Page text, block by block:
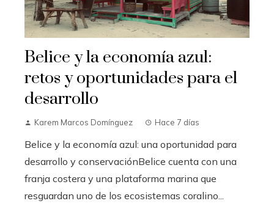
Belice y la economía azul:
retos y oportunidades para el
desarrollo
Karem Marcos Domínguez Hace 7 días
Belice y la economía azul: una oportunidad para
desarrollo y conservaciónBelice cuenta con una
franja costera y una plataforma marina que
resguardan uno de los ecosistemas coralino...